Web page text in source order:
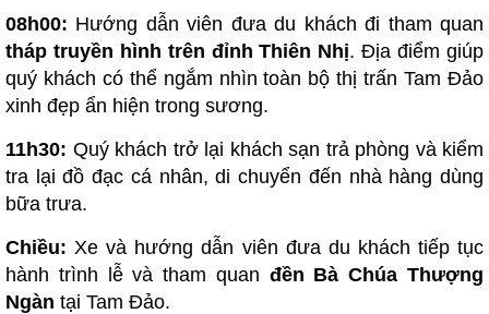
08h00: Hướng dẫn viên đưa du khách đi tham quan
tháp truyền hình trên đỉnh Thiên Nhị. Địa điểm giúp
quý khách có thể ngắm nhìn toàn bộ thị trấn Tam Đảo
xinh đẹp ẩn hiện trong sương.
11h30: Quý khách trở lại khách sạn trả phòng và kiểm
tra lại đồ đạc cá nhân, di chuyển đến nhà hàng dùng
bữa trưa.
Chiều: Xe và hướng dẫn viên đưa du khách tiếp tục
hành trình lễ và tham quan đền Bà Chúa Thượng
Ngàn tại Tam Đảo.